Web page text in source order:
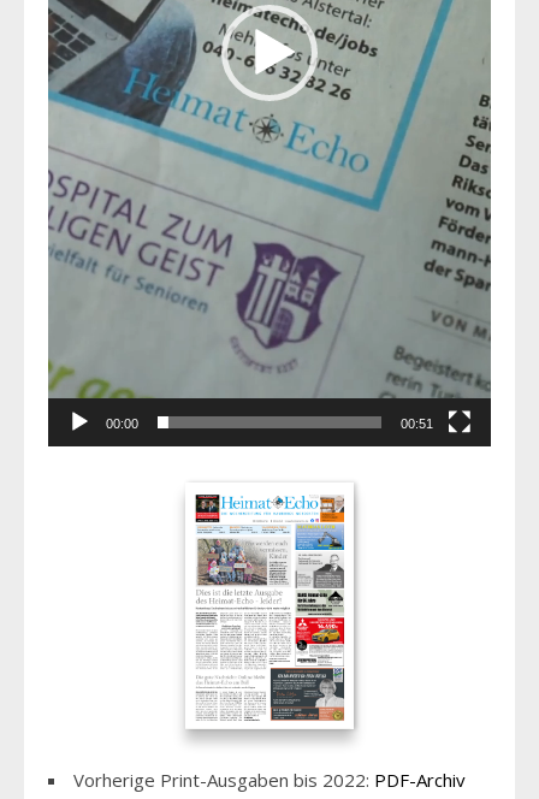
00:00 00:51
Vorherige Print-Ausgaben bis 2022: PDF-Archiv